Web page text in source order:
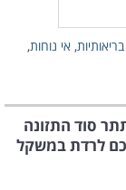
מסוימים
כרוני
, אי נוחות,
סוד התזונה
לרדת במשקל